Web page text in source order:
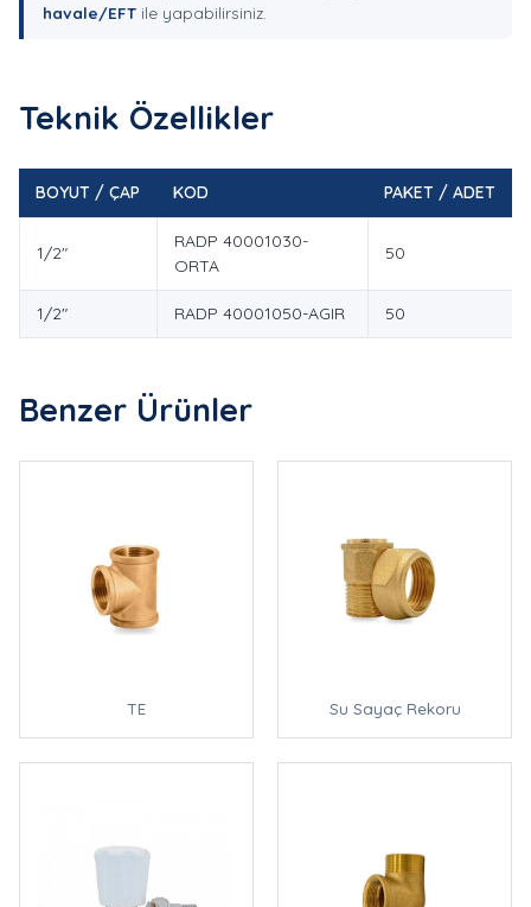
havale/EFT ile yapabilirsiniz.
Teknik Özellikler
BOYUT / ÇAP KOD PAKET / ADET
1/2"
RADP 40001030-
ORTA
50
1/2" RADP 40001050-AGIR 50
Benzer Ürünler
TE Su Sayaç Rekoru